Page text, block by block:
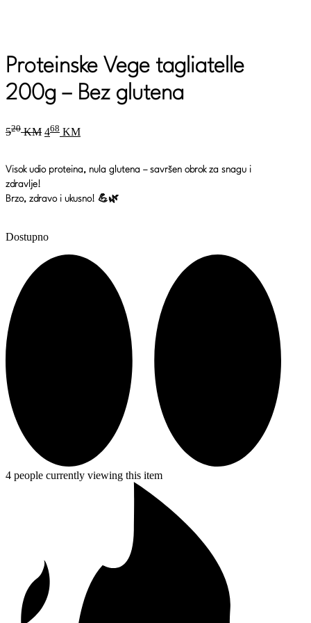
Proteinske Vege tagliatelle
200g – Bez glutena
520 KM Original
price
520 KM.
468 KMCurrent
price
468 KM.
Visok udio proteina, nula glutena – savršen obrok za snagu i
zdravlje!
Brzo, zdravo i ukusno! 💪🌿
Dostupno
4 people currently viewing this item